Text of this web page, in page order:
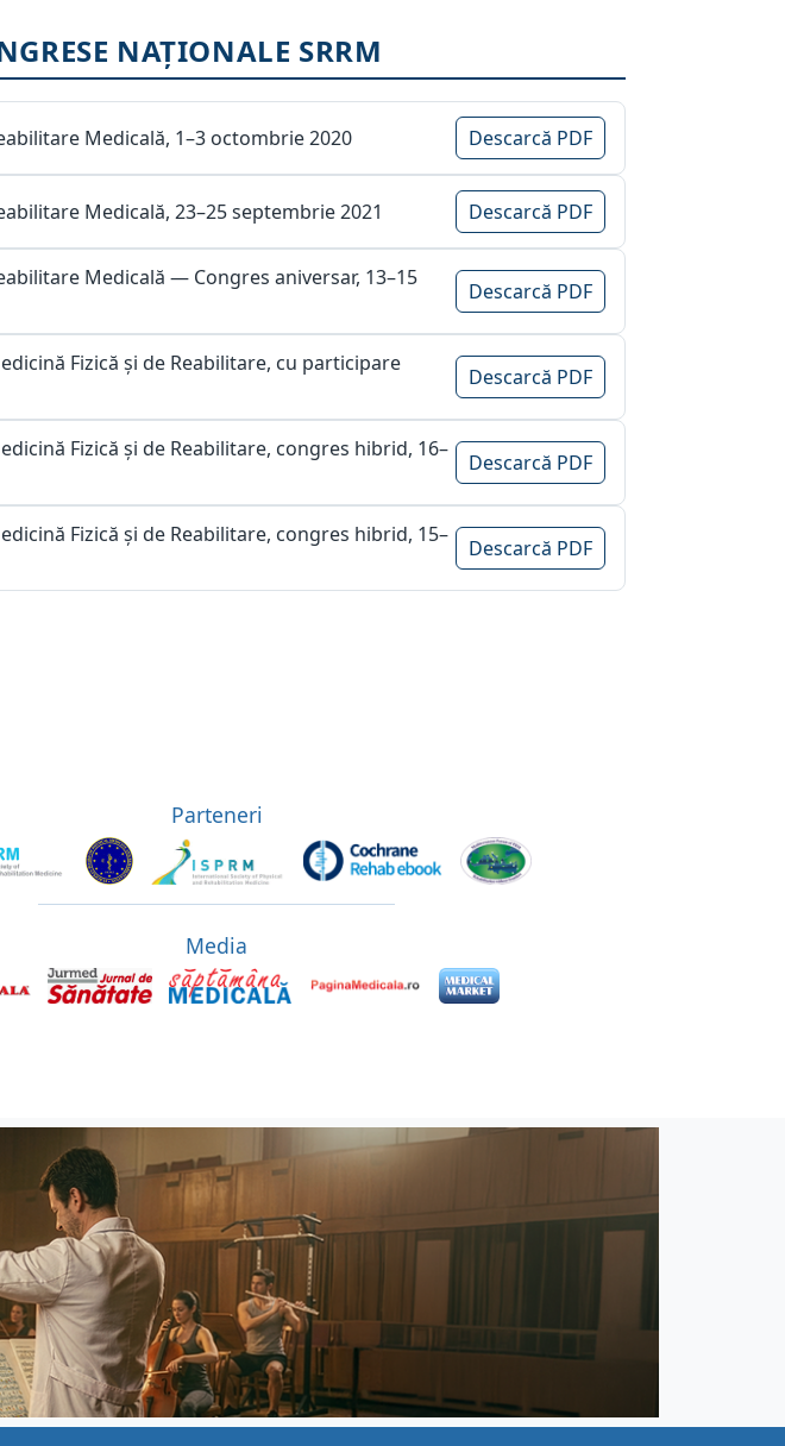
NAȚIONALE SRRM
Medicală, 1–3 octombrie 2020 Descarcă PDF
Medicală, 23–25 septembrie 2021 Descarcă PDF
Medicală — Congres aniversar, 13–15
Descarcă PDF
Fizică și de Reabilitare, cu participare
Descarcă PDF
Fizică și de Reabilitare, congres hibrid, 16–
Descarcă PDF
Fizică și de Reabilitare, congres hibrid, 15–
Descarcă PDF
Parteneri
Media